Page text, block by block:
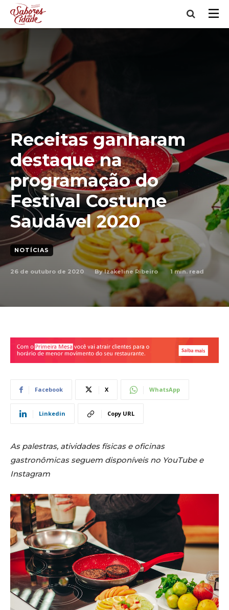
Receitas ganharam
destaque na
programação do
Festival Costume
Saudável 2020
NOTÍCIAS
26 de outubro de 2020 By Izakeline Ribeiro 1min. read
Facebook X WhatsApp
Linkedin Copy URL
As palestras, atividades físicas e oficinas
gastronômicas seguem disponíveis no YouTube e
Instagram